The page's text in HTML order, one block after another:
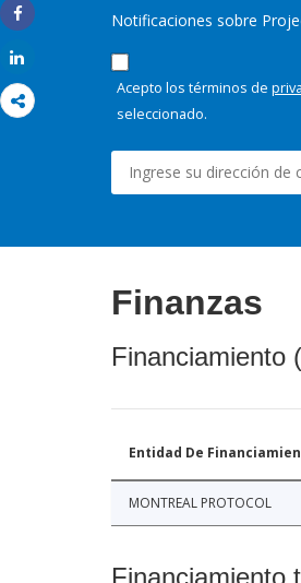
Share
Notificaciones sobre
Acepto los términos de
seleccionado.
Finanzas
Financiamiento
Entidad De
MONTREAL PROTOCOL